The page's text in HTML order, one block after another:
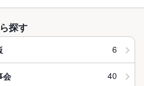
探す
6
会 40